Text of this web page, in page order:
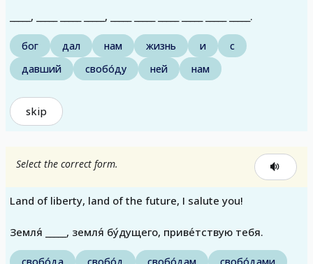
_____, _____ _____ _____, _____ _____ _____ _____ _____ _____.
бог дал нам жизнь и
с
давший
свобо́ду ней нам
skip
Select the correct form.
Land of liberty, land of the future, I salute you!
Земля́ _____, земля́ бу́дущего, приве́тствую тебя.
свобо́да свобо́д свобо́дам
свобо́дами